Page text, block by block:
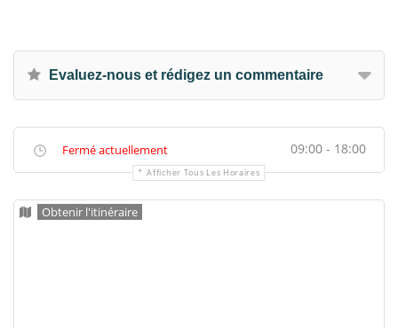
Evaluez-nous et rédigez un commentaire
Fermé actuellement 09:00 - 18:00
Afficher Tous Les Horaires
Obtenir l'itinéraire